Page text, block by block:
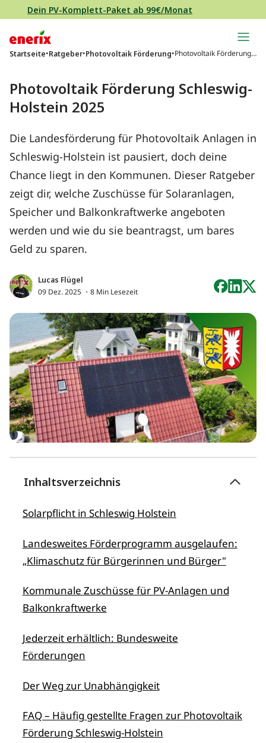
Direkt zum Inhalt wechseln
Dein PV-Komplett-Paket ab 99€/Monat
Hauptnavigation
Startseite•Ratgeber•Photovoltaik Förderung•Photovoltaik Förderung
Photovoltaik Förderung Schleswig-
Holstein 2025
Die Landesförderung für Photovoltaik Anlagen in
Schleswig-Holstein ist pausiert, doch deine
Chance liegt in den Kommunen. Dieser Ratgeber
zeigt dir, welche Zuschüsse für Solaranlagen,
Speicher und Balkonkraftwerke angeboten
werden und wie du sie beantragst, um bares
Geld zu sparen.
Lucas Flügel
09 Dez. 2025 ・8 Min Lesezeit
Inhaltsverzeichnis
Solarpflicht in Schleswig Holstein
Landesweites Förderprogramm ausgelaufen:
„Klimaschutz für Bürgerinnen und Bürger"
Kommunale Zuschüsse für PV-Anlagen und
Balkonkraftwerke
Jederzeit erhältlich: Bundesweite
Förderungen
Der Weg zur Unabhängigkeit
FAQ – Häufig gestellte Fragen zur Photovoltaik
Förderung Schleswig-Holstein